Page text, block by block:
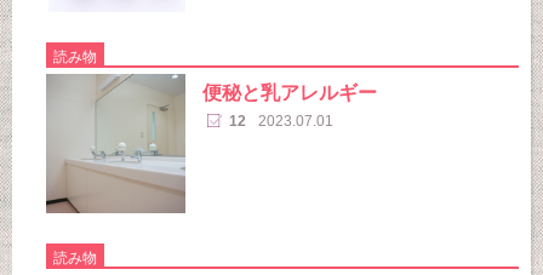
読み物
便秘と乳アレルギー
12 2023.07.01
読み物